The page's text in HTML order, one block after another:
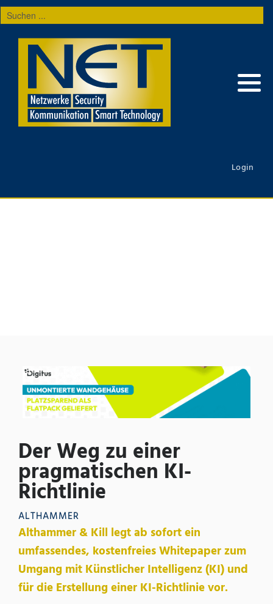
Suchen
...
Login
Der Weg zu einer
pragmatischen KI-
Richtlinie
ALTHAMMER
Althammer & Kill legt ab sofort ein
umfassendes, kostenfreies Whitepaper zum
Umgang mit Künstlicher Intelligenz (KI) und
für die Erstellung einer KI-Richtlinie vor.